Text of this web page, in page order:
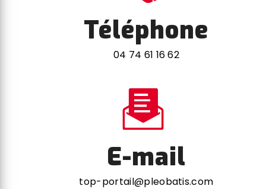
Téléphone
04 74 61 16 62
E-mail
top-portail@pleobatis.com